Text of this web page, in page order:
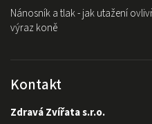
Nánosník a tlak - jak utažení
výraz koně
Kontakt
Zdravá Zvířata s.r.o.